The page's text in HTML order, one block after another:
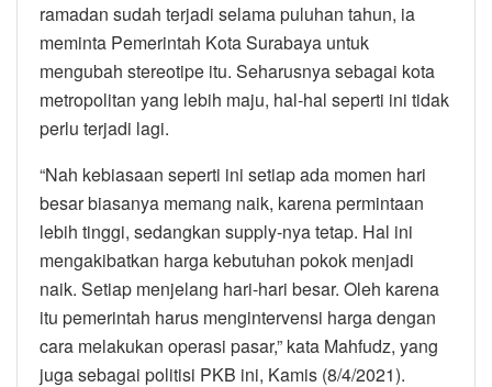
ramadan sudah terjadi selama puluhan tahun, ia
meminta Pemerintah Kota Surabaya untuk
mengubah stereotipe itu. Seharusnya sebagai kota
metropolitan yang lebih maju, hal-hal seperti ini tidak
perlu terjadi lagi.
“Nah kebiasaan seperti ini setiap ada momen hari
besar biasanya memang naik, karena permintaan
lebih tinggi, sedangkan supply-nya tetap. Hal ini
mengakibatkan harga kebutuhan pokok menjadi
naik. Setiap menjelang hari-hari besar. Oleh karena
itu pemerintah harus mengintervensi harga dengan
cara melakukan operasi pasar,” kata Mahfudz, yang
juga sebagai politisi PKB ini, Kamis (8/4/2021).